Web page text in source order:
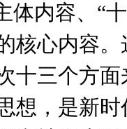
体内容、“
核心内容
十三个方
想，是新